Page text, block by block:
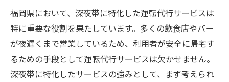
福岡県において、深夜帯に特化した運転代行サービスは
特に重要な役割を果たしています。多くの飲食店やバー
が夜遅くまで営業しているため、利用者が安全に帰宅す
るための手段として運転代行サービスは欠かせません。
深夜帯に特化したサービスの強みとして、まず考えられ